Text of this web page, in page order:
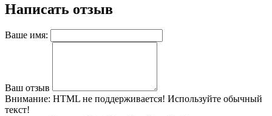
Написать отзыв
Ваше имя:
Ваш отзыв
Внимание: HTML не поддерживается! Используйте обычный
текст!